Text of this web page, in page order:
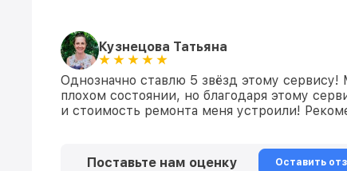
Кузнецова Татьяна
Однозначно ставлю 5 звёзд этому
плохом состоянии, но благодаря этому
и стоимость ремонта меня устроили!
Поставьте нам оценку Оставить